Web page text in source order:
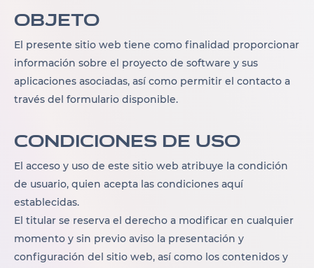
Objeto
El presente sitio web tiene como finalidad proporcionar
información sobre el proyecto de software y sus
aplicaciones asociadas, así como permitir el contacto a
través del formulario disponible.
Condiciones de uso
El acceso y uso de este sitio web atribuye la condición
de usuario, quien acepta las condiciones aquí
establecidas.
El titular se reserva el derecho a modificar en cualquier
momento y sin previo aviso la presentación y
configuración del sitio web, así como los contenidos y